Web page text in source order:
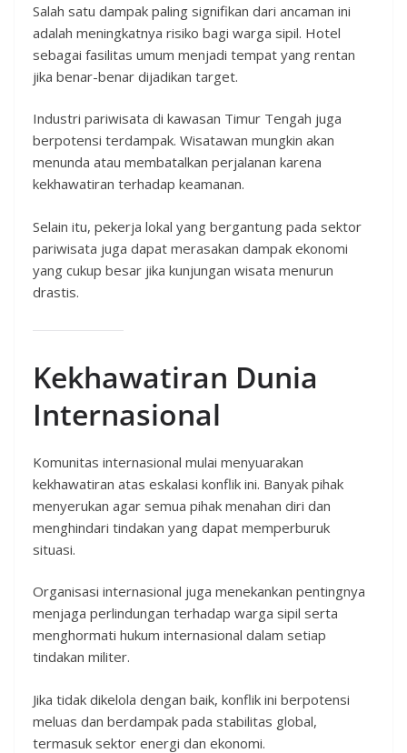
Salah satu dampak paling signifikan dari ancaman ini
adalah meningkatnya risiko bagi warga sipil. Hotel
sebagai fasilitas umum menjadi tempat yang rentan
jika benar-benar dijadikan target.
Industri pariwisata di kawasan Timur Tengah juga
berpotensi terdampak. Wisatawan mungkin akan
menunda atau membatalkan perjalanan karena
kekhawatiran terhadap keamanan.
Selain itu, pekerja lokal yang bergantung pada sektor
pariwisata juga dapat merasakan dampak ekonomi
yang cukup besar jika kunjungan wisata menurun
drastis.
Kekhawatiran Dunia
Internasional
Komunitas internasional mulai menyuarakan
kekhawatiran atas eskalasi konflik ini. Banyak pihak
menyerukan agar semua pihak menahan diri dan
menghindari tindakan yang dapat memperburuk
situasi.
Organisasi internasional juga menekankan pentingnya
menjaga perlindungan terhadap warga sipil serta
menghormati hukum internasional dalam setiap
tindakan militer.
Jika tidak dikelola dengan baik, konflik ini berpotensi
meluas dan berdampak pada stabilitas global,
termasuk sektor energi dan ekonomi.